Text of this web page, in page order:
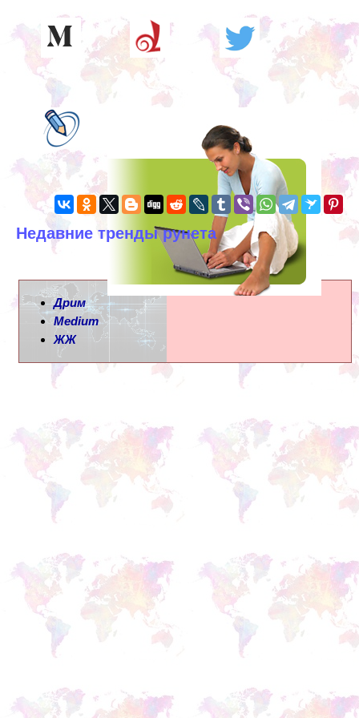
Недавние тренды рунета
Дрим
Medium
ЖЖ